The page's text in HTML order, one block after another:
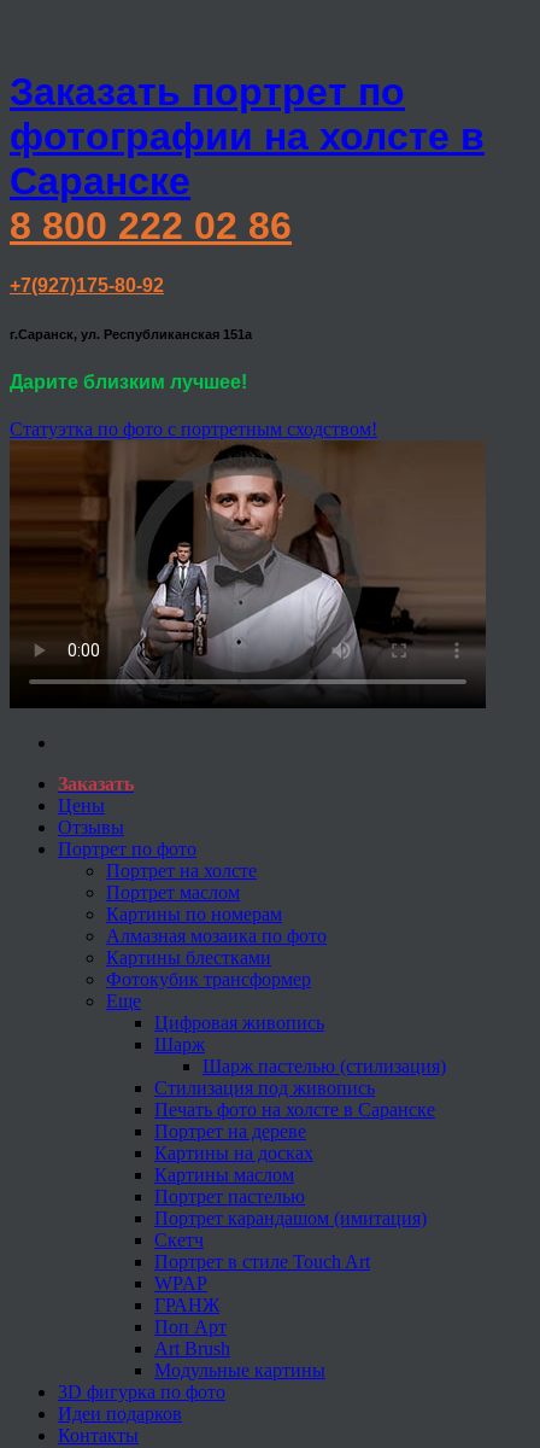
Заказать портрет по
фотографии на холсте в
Саранске
8 800 222 02 86
+7(927)175-80-92
г.Саранск, ул. Республиканская 151а
Дарите близким лучшее!
Статуэтка по фото с портретным сходством!
Заказать
Цены
Отзывы
Портрет по фото
Портрет на холсте
Портрет маслом
Картины по номерам
Алмазная мозаика по фото
Картины блестками
Фотокубик трансформер
Еще
Цифровая живопись
Шарж
Шарж пастелью (стилизация)
Стилизация под живопись
Печать фото на холсте в Саранске
Портрет на дереве
Картины на досках
Картины маслом
Портрет пастелью
Портрет карандашом (имитация)
Скетч
Портрет в стиле Touch Art
WPAP
ГРАНЖ
Поп Арт
Art Brush
Модульные картины
3D фигурка по фото
Идеи подарков
Контакты